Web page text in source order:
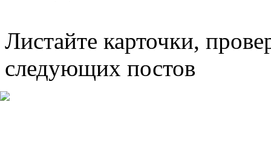
Листайте карточки,
следующих постов